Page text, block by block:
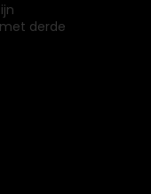
derde